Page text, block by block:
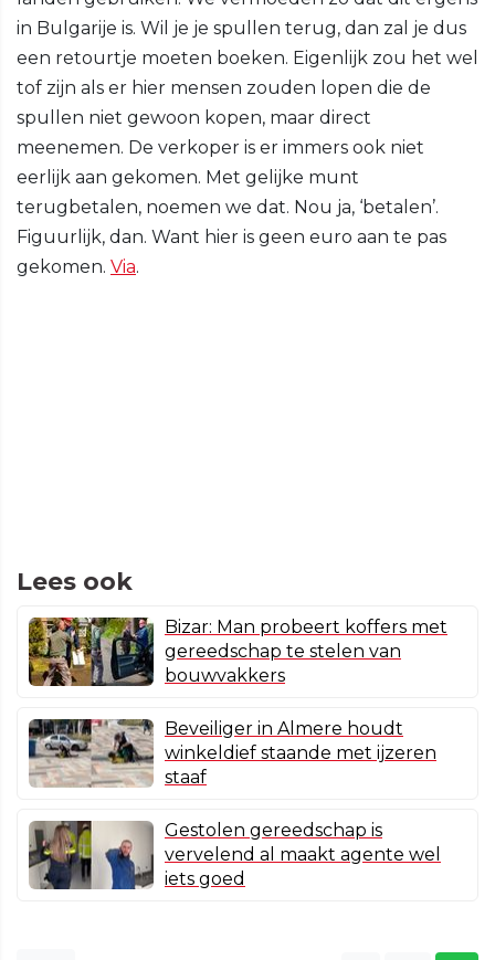
in Bulgarije is. Wil je je spullen terug, dan zal je dus
een retourtje moeten boeken. Eigenlijk zou het wel
tof zijn als er hier mensen zouden lopen die de
spullen niet gewoon kopen, maar direct
meenemen. De verkoper is er immers ook niet
eerlijk aan gekomen. Met gelijke munt
terugbetalen, noemen we dat. Nou ja, ‘betalen’.
Figuurlijk, dan. Want hier is geen euro aan te pas
gekomen. Via.
Lees ook
Bizar: Man probeert koffers met
gereedschap te stelen van
bouwvakkers
Beveiliger in Almere houdt
winkeldief staande met ijzeren
staaf
Gestolen gereedschap is
vervelend al maakt agente wel
iets goed